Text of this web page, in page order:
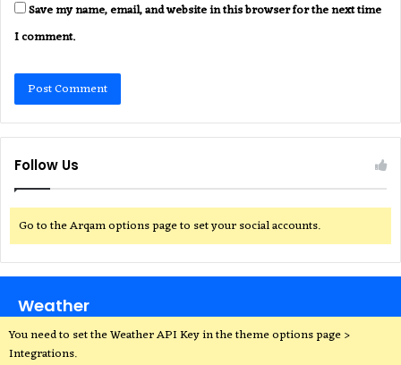
Save my name, email, and website in this browser for the next time
I comment.
Follow Us
Go to the Arqam options page to set your social accounts.
Weather
You need to set the Weather API Key in the theme options page >
Integrations.